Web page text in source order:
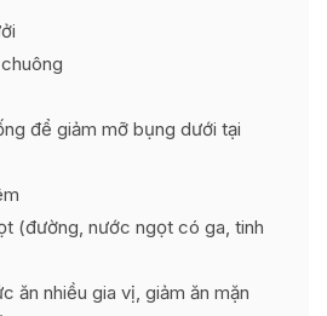
để giảm mỡ bụng dưới tại
(đường, nước ngọt có ga, tinh
ăn nhiều gia vị, giảm ăn mặn